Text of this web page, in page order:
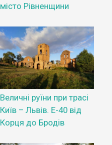
місто Рівненщини
Величні руїни при трасі
Київ – Львів. Е-40 від
Корця до Бродів